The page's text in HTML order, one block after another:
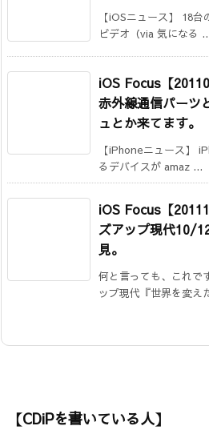
【iOSニュース】 18
ビデオ（via 気になる
iOS Focus【
赤外線通信パーツ
ュとか来てます。
【iPhoneニュース】
るデバイスが amaz ...
iOS Focus【
ズアップ現代10/
見。
何と言っても、これで
ップ現代『世界を変え
【CDiPを書いている人】